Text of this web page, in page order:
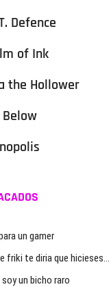
Defence
of Ink
the Hollower
un gamer
friki te diria que
un bicho raro